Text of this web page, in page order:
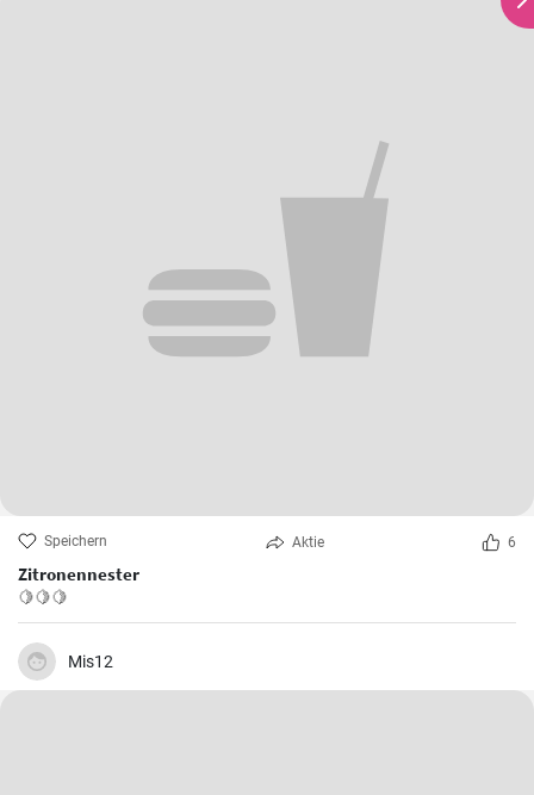
Speichern Aktie 6
Zitronennester
🍋🍋🍋
Mis12